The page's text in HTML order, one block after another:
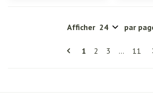
Vous lisez
1 Page
2 Page
3 ... Page
11
Afficher par